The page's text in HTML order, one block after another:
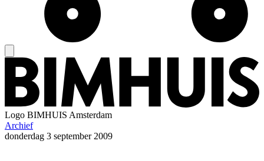
Logo BIMHUIS Amsterdam
Archief
donderdag 3 september 2009